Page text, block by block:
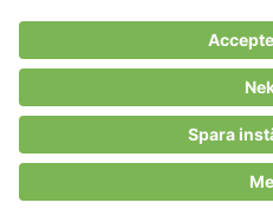
Cookies m.m.
Cookies